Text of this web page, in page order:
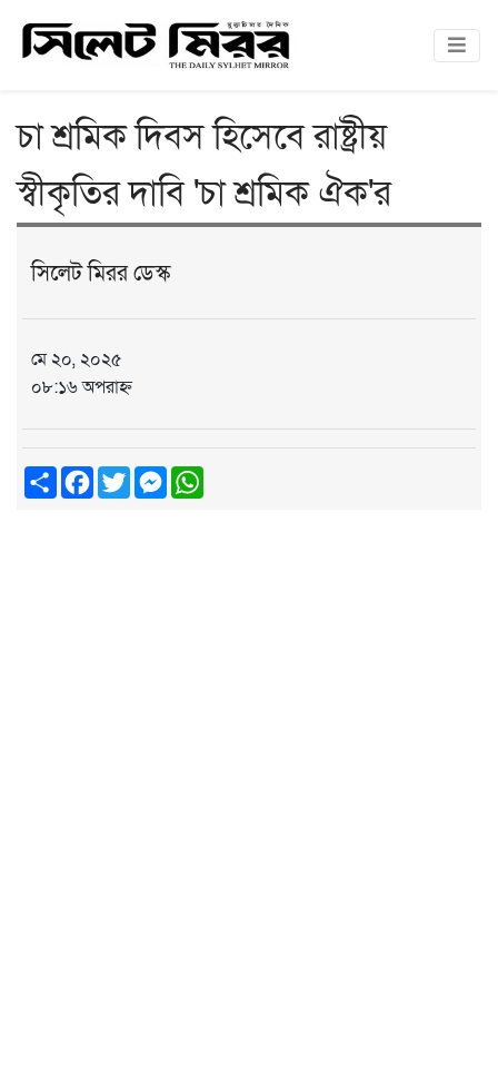
চা শ্রমিক দিবস হিসেবে রাষ্ট্রীয়
স্বীকৃতির দাবি 'চা শ্রমিক ঐক'র
সিলেট মিরর ডেস্ক
মে ২০, ২০২৫
০৮:১৬ অপরাহ্ন
ShareFacebook
TwitterMessenger